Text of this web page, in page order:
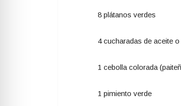
8 plátanos verdes
4 cucharadas de aceite
1 cebolla colorada
1 pimiento verde